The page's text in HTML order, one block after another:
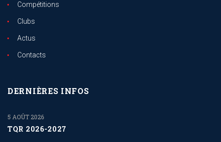
Compétitions
Clubs
Actus
Contacts
DERNIÈRES INFOS
TQR 2026-2027
5 AOÛT 2026